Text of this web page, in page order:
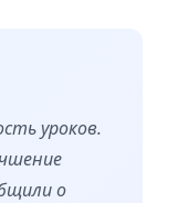
уроков.
о